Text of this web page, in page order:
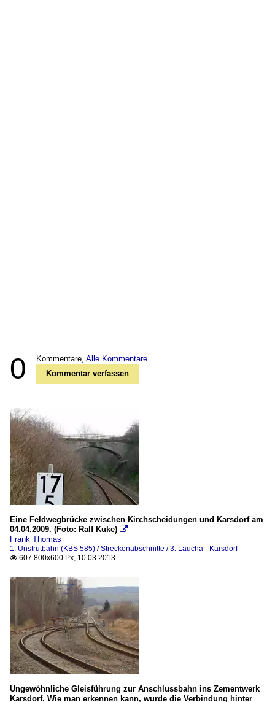
0 Kommentare, Alle Kommentare
Kommentar verfassen
Eine Feldwegbrücke zwischen Kirchscheidungen und Karsdorf am
04.04.2009. (Foto: Ralf Kuke) 
Frank Thomas
1. Unstrutbahn (KBS 585) / Streckenabschnitte / 3. Laucha - Karsdorf
 607 800x600 Px, 10.03.2013
Ungewöhnliche Gleisführung zur Anschlussbahn ins Zementwerk
Karsdorf. Wie man erkennen kann, wurde die Verbindung hinter